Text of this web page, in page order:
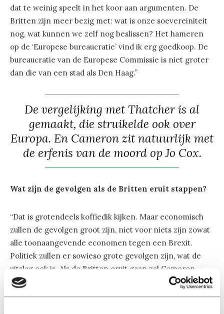
dat te weinig speelt in het koor aan argumenten. De
Britten zijn meer bezig met: wat is onze soevereiniteit
nog, wat kunnen we zelf nog beslissen? Het hameren
op de ‘Europese bureaucratie’ vind ik erg goedkoop. De
bureaucratie van de Europese Commissie is niet groter
dan die van een stad als Den Haag.”
De vergelijking met Thatcher is al
gemaakt, die struikelde ook over
Europa. En Cameron zit natuurlijk met
de erfenis van de moord op Jo Cox.
Wat zijn de gevolgen als de Britten eruit stappen?
“Dat is grotendeels koffiedik kijken. Maar economisch
zullen de gevolgen groot zijn, niet voor niets zijn zowat
alle toonaangevende economen tegen een Brexit.
Politiek zullen er sowieso grote gevolgen zijn, wat de
uitslag ook is. Als de Britten eruit gaan zal Cameron
moeten opstappen verwacht ik. Ook als ze erin blijven
zal Cameron het moeilijk krijgen. De vergelijking met